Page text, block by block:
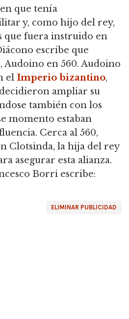
que tenía
y, como hijo del rey,
que fuera instruido en
escribe que
Audoino en 560. Audoino
el Imperio bizantino,
ampliar su
también con los
momento estaban
Cerca al 560,
Clotsinda, la hija del rey
asegurar esta alianza.
Borri escribe:
ELIMINAR PUBLICIDAD